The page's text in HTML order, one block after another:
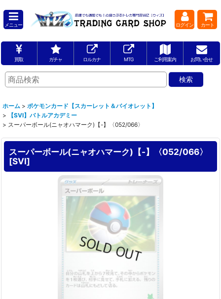
メニュー ログイン カート
買取 ガチャ ロルカナ MTG ご利用案内 お問い合せ
ホーム > ポケモンカード【スカーレット＆バイオレット】
>
【SVI】バトルアカデミー
> スーパーボール(ニャオハマーク)【-】〈052/066〉
スーパーボール(ニャオハマーク)【-】〈052/066〉
[SVI]